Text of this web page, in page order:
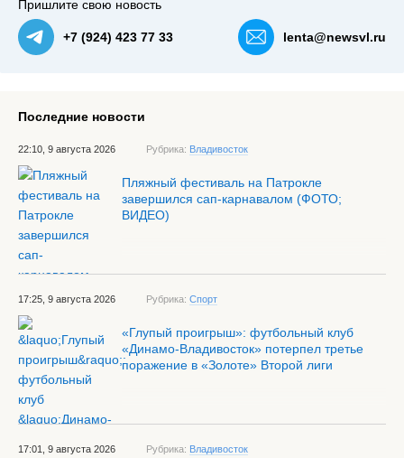
Пришлите свою новость
+7 (924) 423 77 33 lenta@newsvl.ru
Последние новости
22:10, 9 августа 2026 Рубрика: Владивосток
Пляжный фестиваль на Патрокле
завершился сап-карнавалом (ФОТО;
ВИДЕО)
17:25, 9 августа 2026 Рубрика: Спорт
«Глупый проигрыш»: футбольный клуб
«Динамо-Владивосток» потерпел третье
поражение в «Золоте» Второй лиги
17:01, 9 августа 2026 Рубрика: Владивосток